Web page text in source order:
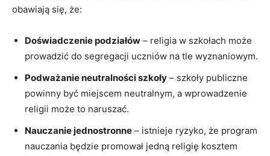
obawiają się, że:
Doświadczenie podziałów – religia w szkołach może
prowadzić do segregacji uczniów na tle wyznaniowym.
Podważanie neutralności szkoły – szkoły publiczne
powinny być miejscem neutralnym, a wprowadzenie
religii może to naruszać.
Nauczanie jednostronne – istnieje ryzyko, że program
nauczania będzie promował jedną religię kosztem